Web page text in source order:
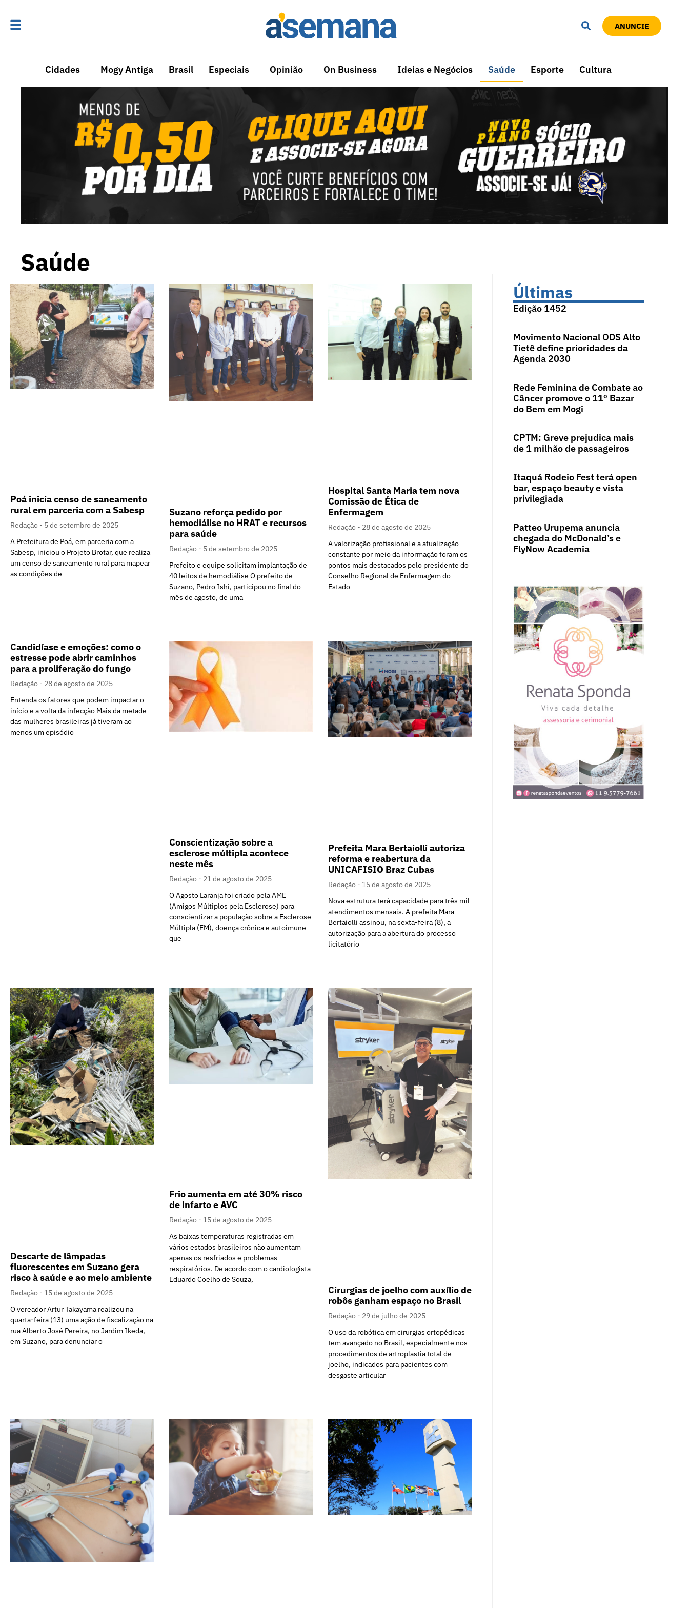
ANUNCIE
Cidades Mogy Antiga Brasil Especiais Opinião On Business Ideias e Negócios Saúde Esporte Cultura
Saúde
Poá inicia censo de saneamento
rural em parceria com a Sabesp
Redação
5 de setembro de 2025
A Prefeitura de Poá, em parceria com a
Sabesp, iniciou o Projeto Brotar, que realiza
um censo de saneamento rural para mapear
as condições de
Suzano reforça pedido por
hemodiálise no HRAT e recursos
para saúde
Redação
5 de setembro de 2025
Prefeito e equipe solicitam implantação de
40 leitos de hemodiálise O prefeito de
Suzano, Pedro Ishi, participou no final do
mês de agosto, de uma
Hospital Santa Maria tem nova
Comissão de Ética de
Enfermagem
Redação
28 de agosto de 2025
A valorização profissional e a atualização
constante por meio da informação foram os
pontos mais destacados pelo presidente do
Conselho Regional de Enfermagem do
Estado
Candidíase e emoções: como o
estresse pode abrir caminhos
para a proliferação do fungo
Redação
28 de agosto de 2025
Entenda os fatores que podem impactar o
início e a volta da infecção Mais da metade
das mulheres brasileiras já tiveram ao
menos um episódio
Conscientização sobre a
esclerose múltipla acontece
neste mês
Redação
21 de agosto de 2025
O Agosto Laranja foi criado pela AME
(Amigos Múltiplos pela Esclerose) para
conscientizar a população sobre a Esclerose
Múltipla (EM), doença crônica e autoimune
que
Prefeita Mara Bertaiolli autoriza
reforma e reabertura da
UNICAFISIO Braz Cubas
Redação
15 de agosto de 2025
Nova estrutura terá capacidade para três mil
atendimentos mensais. A prefeita Mara
Bertaiolli assinou, na sexta-feira (8), a
autorização para a abertura do processo
licitatório
Descarte de lâmpadas
fluorescentes em Suzano gera
risco à saúde e ao meio ambiente
Redação
15 de agosto de 2025
O vereador Artur Takayama realizou na
quarta-feira (13) uma ação de fiscalização na
rua Alberto José Pereira, no Jardim Ikeda,
em Suzano, para denunciar o
Frio aumenta em até 30% risco
de infarto e AVC
Redação
15 de agosto de 2025
As baixas temperaturas registradas em
vários estados brasileiros não aumentam
apenas os resfriados e problemas
respiratórios. De acordo com o cardiologista
Eduardo Coelho de Souza,
Cirurgias de joelho com auxílio de
robôs ganham espaço no Brasil
Redação
29 de julho de 2025
O uso da robótica em cirurgias ortopédicas
tem avançado no Brasil, especialmente nos
procedimentos de artroplastia total de
joelho, indicados para pacientes com
desgaste articular
Últimas
Edição 1452
Movimento Nacional ODS Alto
Tietê define prioridades da
Agenda 2030
Rede Feminina de Combate ao
Câncer promove o 11º Bazar
do Bem em Mogi
CPTM: Greve prejudica mais
de 1 milhão de passageiros
Itaquá Rodeio Fest terá open
bar, espaço beauty e vista
privilegiada
Patteo Urupema anuncia
chegada do McDonald’s e
FlyNow Academia